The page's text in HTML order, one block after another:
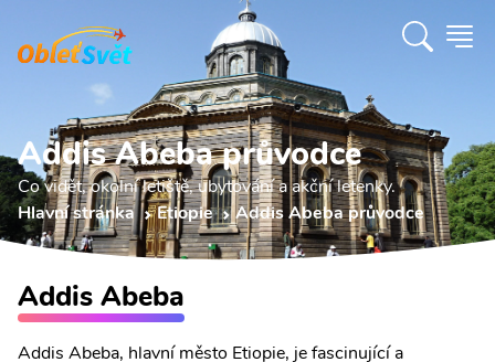
Addis Abeba průvodce
Co vidět, okolní letiště, ubytování a akční letenky.
Hlavní stránka
Etiopie Addis Abeba průvodce
Addis Abeba
Addis Abeba, hlavní město Etiopie, je fascinující a